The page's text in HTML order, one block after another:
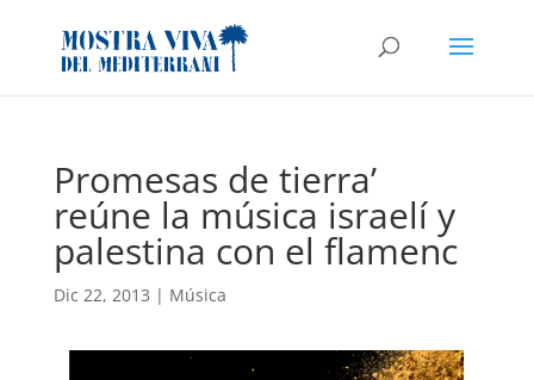
Promesas de tierra’
reúne la música israelí y
palestina con el flamenc
Dic 22, 2013 | Música